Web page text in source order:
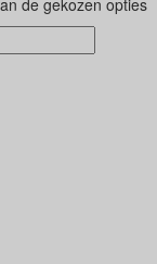
de gekozen opties